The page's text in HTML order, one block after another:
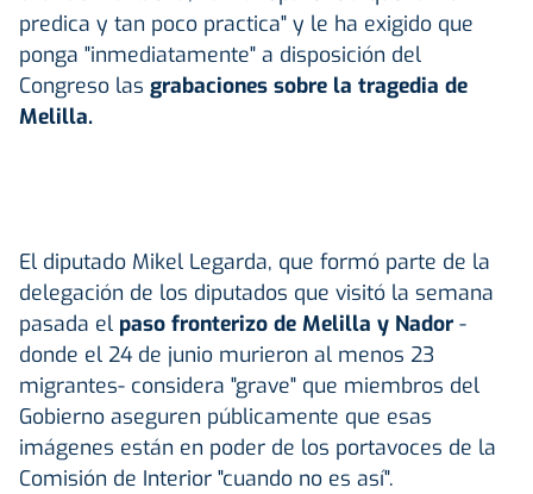
predica y tan poco practica" y le ha exigido que
ponga "inmediatamente" a disposición del
Congreso las grabaciones sobre la tragedia de
Melilla.
El diputado Mikel Legarda, que formó parte de la
delegación de los diputados que visitó la semana
pasada el paso fronterizo de Melilla y Nador -
donde el 24 de junio murieron al menos 23
migrantes- considera "grave" que miembros del
Gobierno aseguren públicamente que esas
imágenes están en poder de los portavoces de la
Comisión de Interior "cuando no es así".